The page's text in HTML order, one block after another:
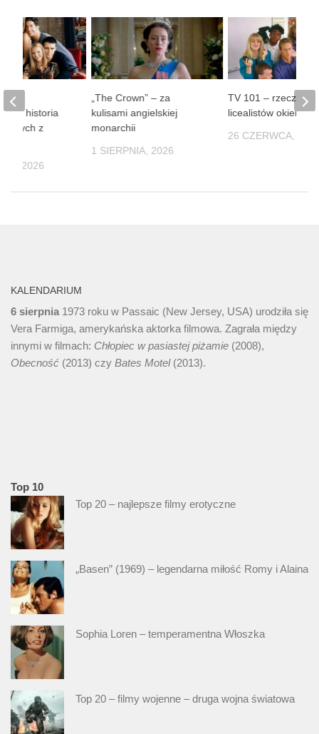
„The Crown” – za
kulisami angielskiej
monarchii
1 SIERPNIA, 2026
TV 101 –
licealistów okiem
26 CZERWCA,
–
historia
z
2026
KALENDARIUM
6 sierpnia 1973 roku w Passaic (New Jersey, USA) urodziła się
Vera Farmiga, amerykańska aktorka filmowa. Zagrała między
innymi w filmach: Chłopiec w pasiastej piżamie (2008),
Obecność (2013) czy Bates Motel(2013).
Top 10
Top 20 – najlepsze filmy erotyczne
„Basen” (1969) – legendarna miłość Romy i Alaina
Sophia Loren – temperamentna Włoszka
Top 20 – filmy wojenne – druga wojna światowa